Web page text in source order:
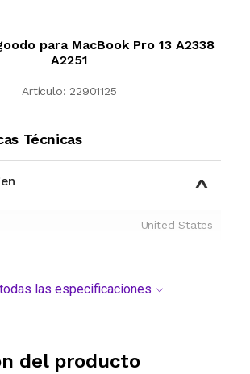
para MacBook Pro 13 A2338
A2251
Artículo: 22901125
Técnicas
United States
las especificaciones
del producto